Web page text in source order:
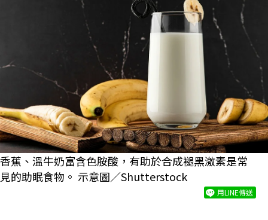
香蕉、溫牛奶富含色胺酸，有助於合成褪黑激素是常
見的助眠食物。 示意圖／Shutterstock
用LINE傳送